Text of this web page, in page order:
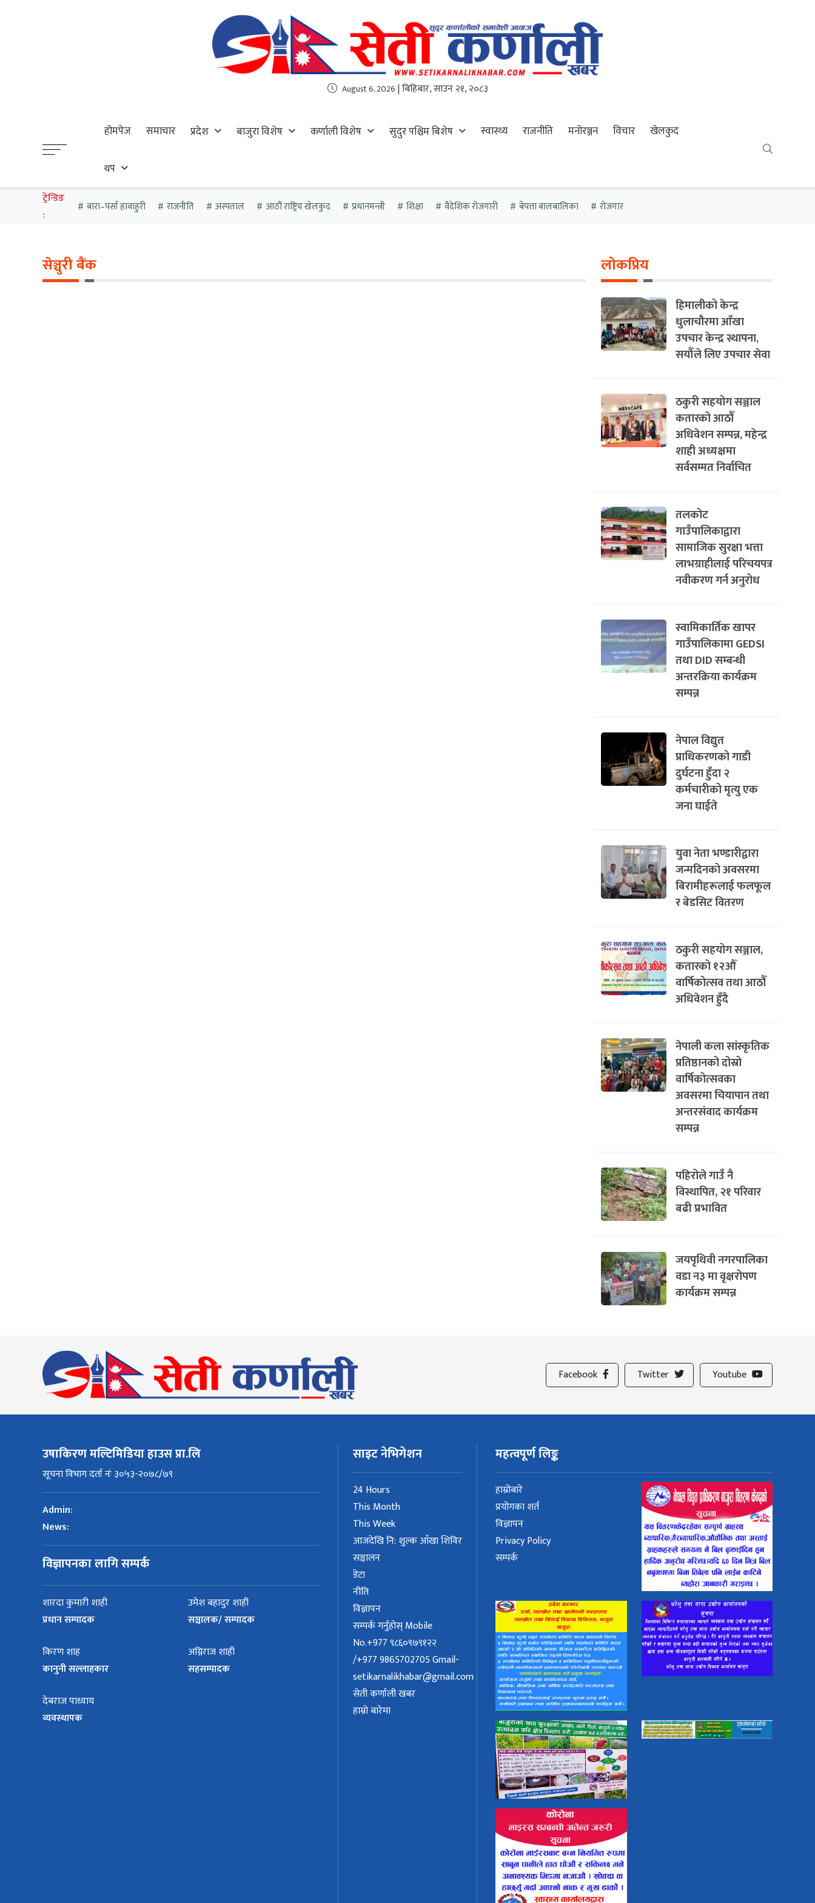
August 6, 2026 | बिहिबार, साउन २१, २०८३
होमपेज समाचार प्रदेश बाजुरा विशेष कर्णाली विशेष सुदुर पश्चिम बिशेष स्वास्थ्य राजनीति मनोरञ्जन विचार खेलकुद
थप
ट्रेन्डिङ
:
बारा–पर्सा हावाहुरी राजनीति अस्पताल आठौं राष्ट्रिय खेलकुद प्रधानमन्त्री शिक्षा वैदेशिक रोजगारी बेपत्ता बालबालिका रोजगार
सेञ्चुरी बैंक लोकप्रिय
हिमालीको केन्द्र
धुलाचौरमा आँखा
उपचार केन्द्र स्थापना,
सयौँले लिए उपचार सेवा
ठकुरी सहयोग सञ्जाल
कतारको आठौँ
अधिवेशन सम्पन्न, महेन्द्र
शाही अध्यक्षमा
सर्वसम्मत निर्वाचित
तलकोट
गाउँपालिकाद्वारा
सामाजिक सुरक्षा भत्ता
लाभग्राहीलाई परिचयपत्र
नवीकरण गर्न अनुरोध
स्वामिकार्तिक खापर
गाउँपालिकामा GEDSI
तथा DID सम्बन्धी
अन्तरक्रिया कार्यक्रम
सम्पन्न
नेपाल विद्युत
प्राधिकरणको गाडी
दुर्घटना हुँदा २
कर्मचारीको मृत्यु एक
जना घाईते
युवा नेता भण्डारीद्वारा
जन्मदिनको अवसरमा
बिरामीहरूलाई फलफूल
र बेडसिट वितरण
ठकुरी सहयोग सञ्जाल,
कतारको १२औँ
वार्षिकोत्सव तथा आठौँ
अधिवेशन हुँदै
नेपाली कला सांस्कृतिक
प्रतिष्ठानको दोस्रो
वार्षिकोत्सवका
अवसरमा चियापान तथा
अन्तरसंवाद कार्यक्रम
सम्पन्न
पहिरोले गाउँ नै
विस्थापित, २१ परिवार
बढी प्रभावित
जयपृथिवी नगरपालिका
वडा न३ मा वृक्षरोपण
कार्यक्रम सम्पन्न
Facebook Twitter Youtube
उषाकिरण मल्टिमिडिया हाउस प्रा.लि
सूचना विभाग दर्ता नंः ३०५३-२०७८/७९
Admin:
News:
विज्ञापनका लागि सम्पर्क
शारदा कुमारी शाही
प्रधान सम्पादक
उमेश बहादुर शाही
सञ्चालक/ सम्पादक
किरण शाह
कानुनी सल्लाहकार
अग्निराज शाही
सहसम्पादक
देबराज पाध्याय
व्यवस्थापक
साइट नेभिगेशन
24 Hours
This Month
This Week
आजदेखि नि: शुल्क आँखा शिविर
सञ्चालन
डेटा
नीति
विज्ञापन
सम्पर्क गर्नुहोस् Mobile
No.+977 ९८६०९७९१२२
/+977 9865702705Gmail-
setikarnalikhabar@gmail.com
सेती कर्णाली खबर
हाम्रो बारेमा
महत्वपूर्ण लिङ्क
हाम्रोबारे
प्रयोगका शर्त
विज्ञापन
Privacy Policy
सम्पर्क